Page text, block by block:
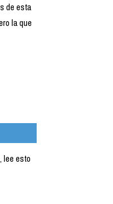
de esta
la que
lee esto